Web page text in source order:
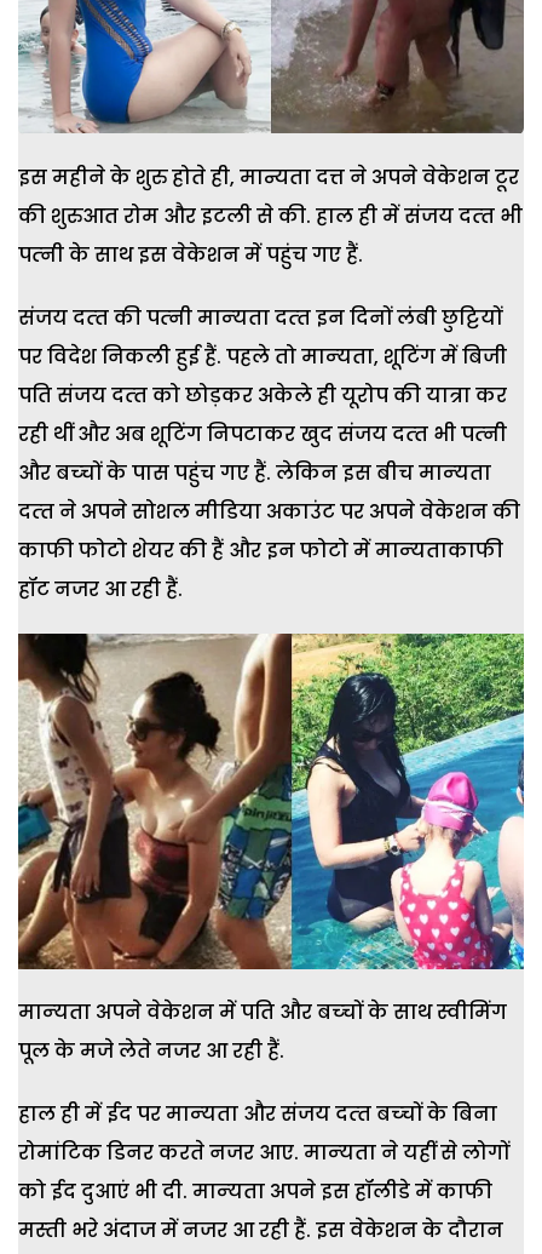
इस महीने के शुरु होते ही, मान्यता दत्त ने अपने वेकेशन टूर
की शुरुआत रोम और इटली से की. हाल ही में संजय दत्‍त भी
पत्‍नी के साथ इस वेकेशन में पहुंच गए हैं.
संजय दत्‍त की पत्‍नी मान्‍यता दत्‍त इन दिनों लंबी छुट्टियों
पर विदेश निकली हुई हैं. पहले तो मान्‍यता, शूटिंग में बिजी
पति संजय दत्‍त को छोड़कर अकेले ही यूरोप की यात्रा कर
रही थीं और अब शूटिंग निपटाकर खुद संजय दत्‍त भी पत्‍नी
और बच्‍चों के पास पहुंच गए हैं. लेकिन इस बीच मान्‍यता
दत्‍त ने अपने सोशल मीडिया अकाउंट पर अपने वेकेशन की
काफी फोटो शेयर की हैं और इन फोटो में मान्‍यताकाफी
हॉट नजर आ रही हैं.
मान्‍यता अपने वेकेशन में पति और बच्‍चों के साथ स्‍वीमिंग
पूल के मजे लेते नजर आ रही हैं.
हाल ही में ईद पर मान्‍यता और संजय दत्‍त बच्‍चों के बिना
रोमांटिक डिनर करते नजर आए. मान्‍यता ने यहीं से लोगों
को ईद दुआएं भी दी. मान्‍यता अपने इस हॉलीडे में काफी
मस्‍ती भरे अंदाज में नजर आ रही हैं. इस वेकेशन के दौरान